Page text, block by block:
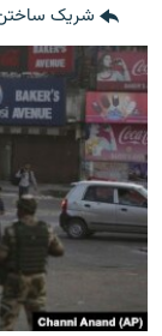
مراجعه
به
صفحه
جستجو
جهان
برنامه‌ها
مجموعه تصویری
ورزش
بحران مهاجرت
'کووید-۱۹'
تماس
صفحه پشتو
شریک